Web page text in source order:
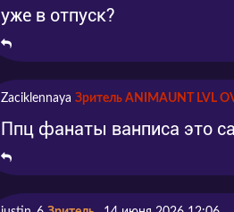
уже в отпуск?
Zaciklennaya Зритель ANIMAUNT LVL
Ппц фанаты ванписа это